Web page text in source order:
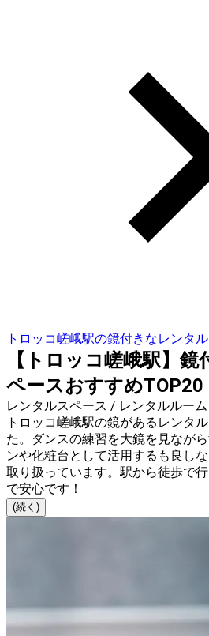
トロッコ嵯峨駅の鏡付きなレンタ
【トロッコ嵯峨駅】
ペースおすすめTOP20
レンタルスペース / レンタルルーム
トロッコ嵯峨駅の鏡があるレンタ
た。ダンスの練習を大鏡を見なが
ンや化粧台として活用するも良し
取り扱っています。駅から徒歩で
で安心です！
(続く)